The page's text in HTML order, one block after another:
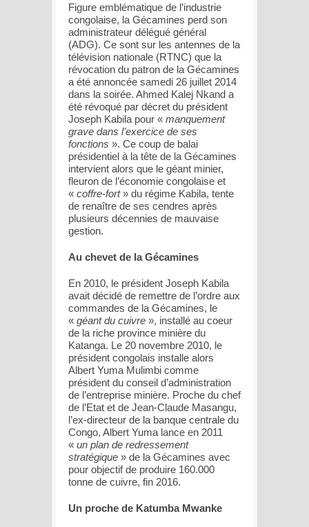
Figure emblématique de l’industrie
congolaise, la Gécamines perd son
administrateur délégué général
(ADG). Ce sont sur les antennes de la
télévision nationale (RTNC) que la
révocation du patron de la Gécamines
a été annoncée samedi 26 juillet 2014
dans la soirée. Ahmed Kalej Nkand a
été révoqué par décret du président
Joseph Kabila pour « manquement
grave dans l’exercice de ses
fonctions ». Ce coup de balai
présidentiel à la tête de la Gécamines
intervient alors que le géant minier,
fleuron de l’économie congolaise et
« coffre-fort» du régime Kabila, tente
de renaître de ses cendres après
plusieurs décennies de mauvaise
gestion.
Au chevet de la Gécamines
En 2010, le président Joseph Kabila
avait décidé de remettre de l’ordre aux
commandes de la Gécamines, le
« géant du cuivre », installé au coeur
de la riche province minière du
Katanga. Le 20 novembre 2010, le
président congolais installe alors
Albert Yuma Mulimbi comme
président du conseil d’administration
de l’entreprise minière. Proche du chef
de l’Etat et de Jean-Claude Masangu,
l’ex-directeur de la banque centrale du
Congo, Albert Yuma lance en 2011
« un plan de redressement
stratégique » de la Gécamines avec
pour objectif de produire 160.000
tonne de cuivre, fin 2016.
Un proche de Katumba Mwanke